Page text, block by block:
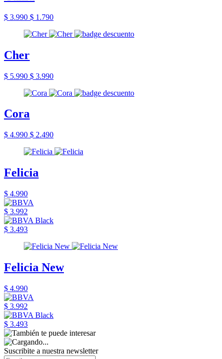
$ 3.990 $ 1.790
Cher
$ 5.990 $ 3.990
Cora
$ 4.990 $ 2.490
Felicia
$ 4.990
$ 3.992
$ 3.493
Felicia New
$ 4.990
$ 3.992
$ 3.493
Suscribite a nuestra newsletter